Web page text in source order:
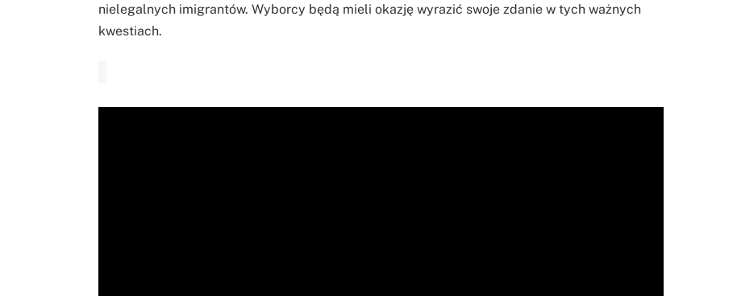
nielegalnych imigrantów. Wyborcy będą mieli okazję wyrazić swoje zdanie w tych ważnych
kwestiach.